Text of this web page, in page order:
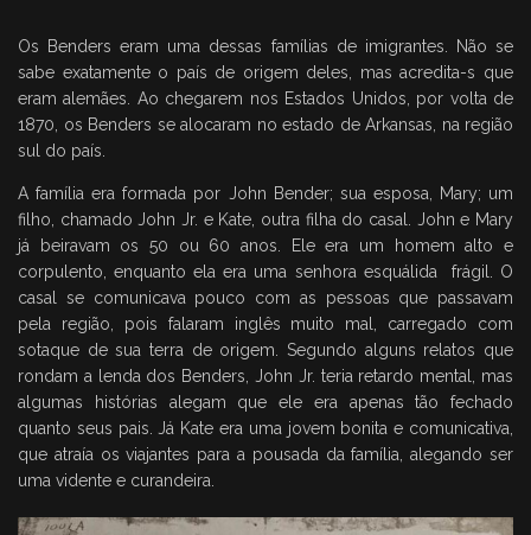
Os Benders eram uma dessas famílias de imigrantes. Não se
sabe exatamente o país de origem deles, mas acredita-s que
eram alemães. Ao chegarem nos Estados Unidos, por volta de
1870, os Benders se alocaram no estado de Arkansas, na região
sul do país.
A família era formada por John Bender; sua esposa, Mary; um
filho, chamado John Jr. e Kate, outra filha do casal. John e Mary
já beiravam os 50 ou 60 anos. Ele era um homem alto e
corpulento, enquanto ela era uma senhora esquálida frágil. O
casal se comunicava pouco com as pessoas que passavam
pela região, pois falaram inglês muito mal, carregado com
sotaque de sua terra de origem. Segundo alguns relatos que
rondam a lenda dos Benders, John Jr. teria retardo mental, mas
algumas histórias alegam que ele era apenas tão fechado
quanto seus pais. Já Kate era uma jovem bonita e comunicativa,
que atraía os viajantes para a pousada da família, alegando ser
uma vidente e curandeira.